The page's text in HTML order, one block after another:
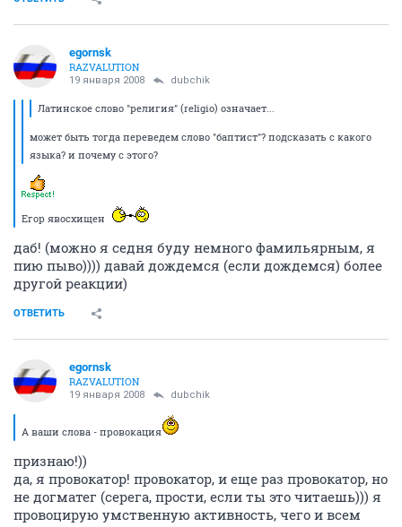
egornsk
RAZVALUTION
19 января 2008 dubchik
Латинское слово "религия" (religio) означает...
может быть тогда переведем слово "баптист"? подсказать с какого
языка? и почему с этого?
Егор явосхищен
даб! (можно я седня буду немного фамильярным, я
пию пыво)))) давай дождемся (если дождемся) более
другой реакции)
ОТВЕТИТЬ
egornsk
RAZVALUTION
19 января 2008 dubchik
А ваши слова - провокация
признаю!))
да, я провокатор! провокатор, и еще раз провокатор, но
не догматег (серега, прости, если ты это читаешь))) я
провоцирую умственную активность, чего и всем